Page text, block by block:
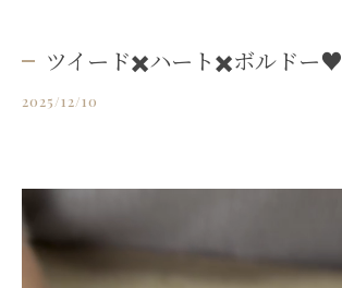
ツイード✖️ハート✖️ボルドー♥️
2025/12/10